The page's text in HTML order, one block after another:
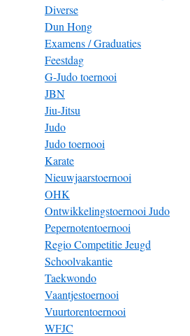
Diverse
Dun Hong
Examens / Graduaties
Feestdag
G-Judo toernooi
JBN
Jiu-Jitsu
Judo
Judo toernooi
Karate
Nieuwjaarstoernooi
OHK
Ontwikkelingstoernooi Judo
Pepernotentoernooi
Regio Competitie Jeugd
Schoolvakantie
Taekwondo
Vaantjestoernooi
Vuurtorentoernooi
WFJC